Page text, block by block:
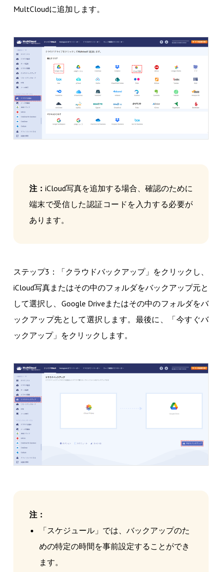
MultCloudに追加します。
注： iCloud写真を追加する場合、確認のために
端末で受信した認証コードを入力する必要が
あります。
ステップ3：「クラウドバックアップ」をクリックし、
iCloud写真またはその中のフォルダをバックアップ元と
して選択し、Google Driveまたはその中のフォルダをバ
ックアップ先として選択します。最後に、「今すぐバ
ックアップ」をクリックします。
注：
「スケジュール」では、バックアップのた
めの特定の時間を事前設定することができ
ます。